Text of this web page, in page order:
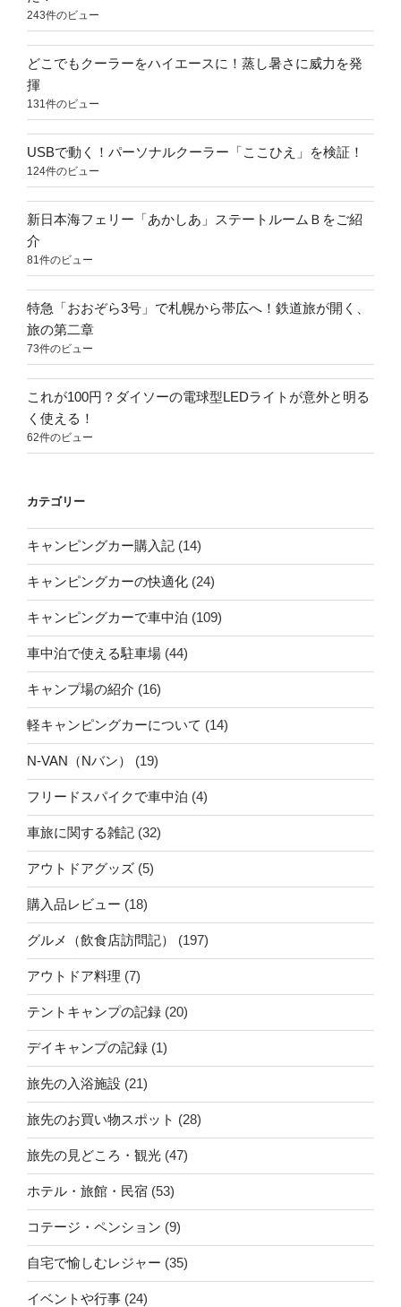
243件のビュー
どこでもクーラーをハイエースに！蒸し暑さに威力を発
揮
131件のビュー
USBで動く！パーソナルクーラー「ここひえ」を検証！
124件のビュー
新日本海フェリー「あかしあ」ステートルームＢをご紹
介
81件のビュー
特急「おおぞら3号」で札幌から帯広へ！鉄道旅が開く、
旅の第二章
73件のビュー
これが100円？ダイソーの電球型LEDライトが意外と明る
く使える！
62件のビュー
カテゴリー
キャンピングカー購入記 (14)
キャンピングカーの快適化 (24)
キャンピングカーで車中泊 (109)
車中泊で使える駐車場 (44)
キャンプ場の紹介 (16)
軽キャンピングカーについて (14)
N-VAN（Nバン） (19)
フリードスパイクで車中泊 (4)
車旅に関する雑記 (32)
アウトドアグッズ (5)
購入品レビュー (18)
グルメ（飲食店訪問記） (197)
アウトドア料理 (7)
テントキャンプの記録 (20)
デイキャンプの記録 (1)
旅先の入浴施設 (21)
旅先のお買い物スポット (28)
旅先の見どころ・観光 (47)
ホテル・旅館・民宿 (53)
コテージ・ペンション (9)
自宅で愉しむレジャー (35)
イベントや行事 (24)